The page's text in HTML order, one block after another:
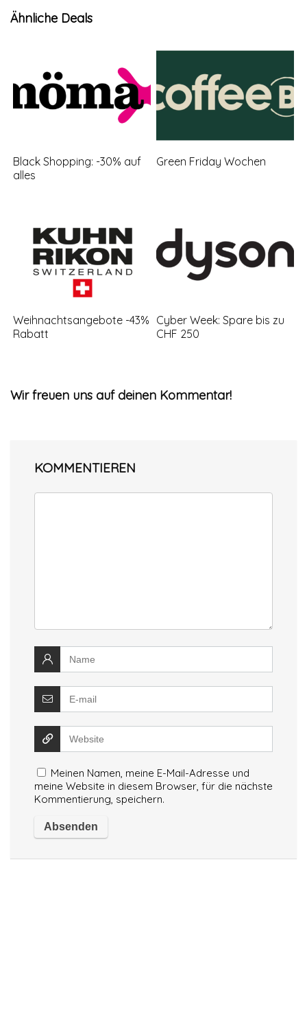
Ähnliche Deals
Black Shopping: -30% auf
alles
Green Friday Wochen
Weihnachtsangebote -43%
Rabatt
Cyber Week: Spare bis zu
CHF 250
Wir freuen uns auf deinen Kommentar!
KOMMENTIEREN
Meinen Namen, meine E-Mail-Adresse und
meine Website in diesem Browser, für die nächste
Kommentierung, speichern.